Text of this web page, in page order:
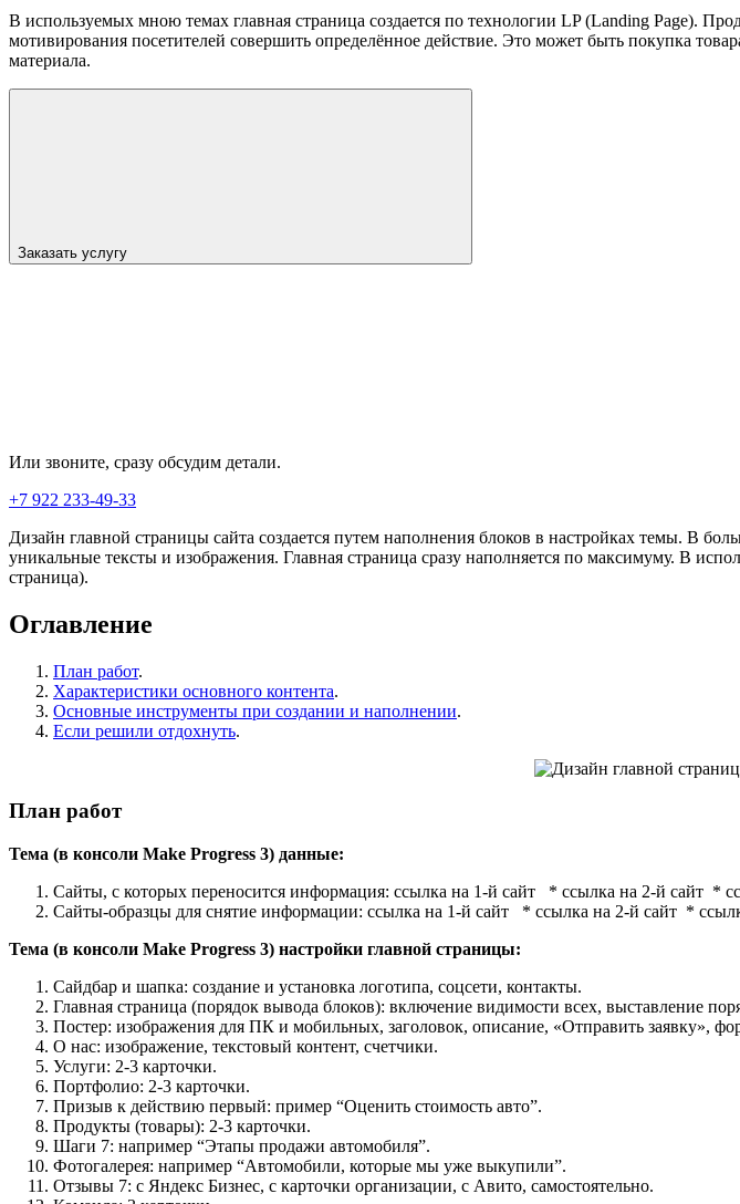
В используемых мною темах главная страница создается по технологии LP (Landing Page).
мотивирования посетителей совершить определённое действие. Это может быть покупка
материала.
Заказать услугу
Или звоните, сразу обсудим детали.
+7 922 233-49-33
Дизайн главной страницы сайта создается путем наполнения блоков в настройках темы. В
уникальные тексты и изображения. Главная страница сразу наполняется по максимуму. В
страница).
Оглавление
План работ.
Характеристики основного контента.
Основные инструменты при создании и наполнении.
Если решили отдохнуть.
План работ
Тема (в консоли Make Progress 3) данные:
Сайты, с которых переносится информация: ссылка на 1-й сайт * ссылка на 2-й сайт *
Сайты-образцы для снятие информации: ссылка на 1-й сайт * ссылка на 2-й сайт *
Тема (в консоли Make Progress 3) настройки главной страницы:
Сайдбар и шапка: создание и установка логотипа, соцсети, контакты.
Главная страница (порядок вывода блоков): включение видимости всех, выставление
Постер: изображения для ПК и мобильных, заголовок, описание, «Отправить заявку»,
О нас: изображение, текстовый контент, счетчики.
Услуги: 2-3 карточки.
Портфолио: 2-3 карточки.
Призыв к действию первый: пример “Оценить стоимость авто”.
Продукты (товары): 2-3 карточки.
Шаги 7: например “Этапы продажи автомобиля”.
Фотогалерея: например “Автомобили, которые мы уже выкупили”.
Отзывы 7: с Яндекс Бизнес, с карточки организации, с Авито, самостоятельно.